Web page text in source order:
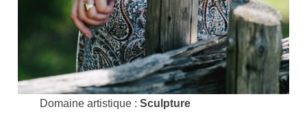
Domaine artistique : Sculpture